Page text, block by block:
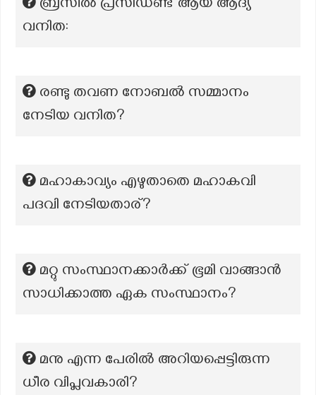
ബ്രസീൽ പ്രസിഡണ്ട് ആയ ആദ്യ
വനിത:
രണ്ടു തവണ നോബൽ സമ്മാനം
നേടിയ വനിത?
മഹാകാവ്യം എഴുതാതെ മഹാകവി
പദവി നേടിയതാര്?
മറ്റു സംസ്ഥാനക്കാർക്ക് ഭൂമി വാങ്ങാൻ
സാധിക്കാത്ത ഏക സംസ്ഥാനം?
മനു എന്ന പേരിൽ അറിയപ്പെട്ടിരുന്ന
ധീര വിപ്ലവകാരി?